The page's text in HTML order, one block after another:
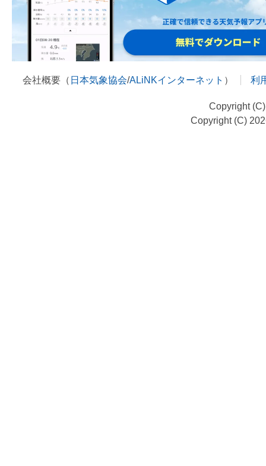
会社概要（ 日本気象協会/ALiNKインターネット ） 利
Copyright
Copyright (C)